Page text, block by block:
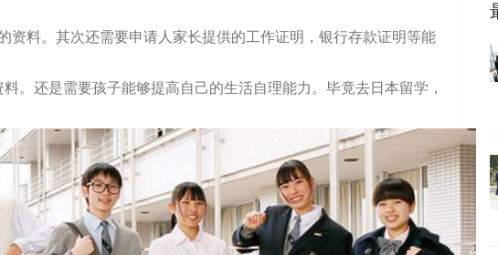
资料。其次还需要申请人家长提供的工作证明，银行存款证明等能
。还是需要孩子能够提高自己的生活自理能力。毕竟去日本留学，